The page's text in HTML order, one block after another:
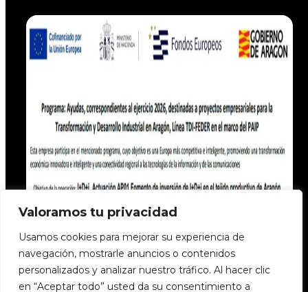
Valoramos tu privacidad
Usamos cookies para mejorar su experiencia de
navegación, mostrarle anuncios o contenidos
personalizados y analizar nuestro tráfico. Al hacer clic
en “Aceptar todo” usted da su consentimiento a